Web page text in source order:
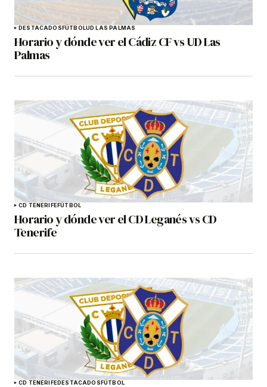
DESTACADOSFÚTBOLUD LAS PALMAS
Horario y dónde ver el Cádiz CF vs UD Las
Palmas
CD TENERIFEFÚTBOL
Horario y dónde ver el CD Leganés vs CD
Tenerife
CD TENERIFEDESTACADOSFÚTBOL